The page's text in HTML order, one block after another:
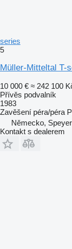
series
5
Müller-Mitteltal T-
10 000 € ≈ 242 100
Přívěs podvalník
1983
Zavěšení péra/péra
Německo, Speyer
Kontakt s dealerem